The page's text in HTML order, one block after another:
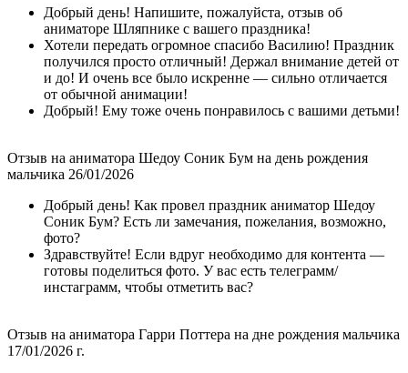
Добрый день! Напишите, пожалуйста, отзыв об
аниматоре Шляпнике с вашего праздника!
Хотели передать огромное спасибо Василию! Праздник
получился просто отличный! Держал внимание детей от
и до! И очень все было искренне — сильно отличается
от обычной анимации!
Добрый! Ему тоже очень понравилось с вашими детьми!
Отзыв на аниматора Шедоу Соник Бум на день рождения
мальчика 26/01/2026
Добрый день! Как провел праздник аниматор Шедоу
Соник Бум? Есть ли замечания, пожелания, возможно,
фото?
Здравствуйте! Если вдруг необходимо для контента —
готовы поделиться фото. У вас есть телеграмм/
инстаграмм, чтобы отметить вас?
Отзыв на аниматора Гарри Поттера на дне рождения мальчика
17/01/2026 г.